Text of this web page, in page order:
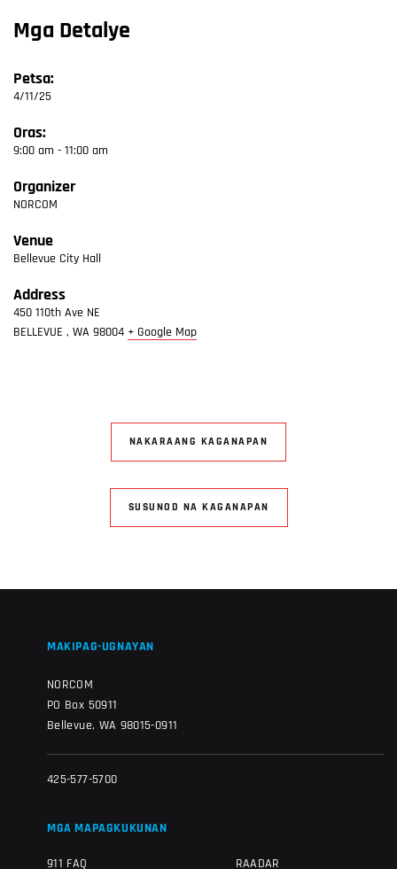
Mga Detalye
Petsa:
4/11/25
Oras:
9:00 am - 11:00 am
Organizer
NORCOM
Venue
Bellevue City Hall
Address
450 110th Ave NE
BELLEVUE , WA 98004 + Google Map
NAKARAANG KAGANAPAN
SUSUNOD NA KAGANAPAN
MAKIPAG-UGNAYAN
NORCOM
PO Box 50911
Bellevue, WA 98015-0911
425-577-5700
MGA MAPAGKUKUNAN
911 FAQ RAADAR